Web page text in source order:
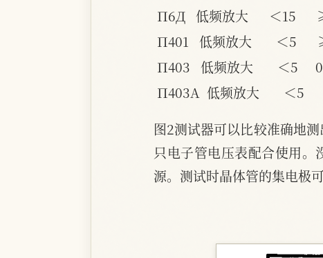
П6Д   低频放大      ＜15
П401   低频放大       ＜5
П403   低频放大       ＜5
П403A  低频放大       ＜5
图2测试器可以比较准确地
只电子管电压表配合使用
源。测试时晶体管的集电极